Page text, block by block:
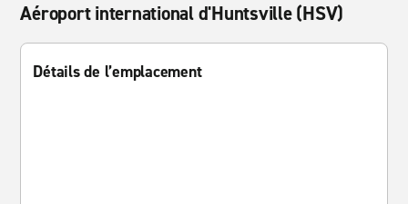
Aéroport international d'Huntsville (HSV)
Détails de l’emplacement